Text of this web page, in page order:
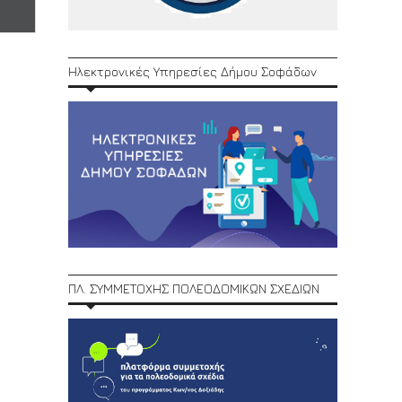
Ηλεκτρονικές Υπηρεσίες Δήμου Σοφάδων
ΠΛ. ΣΥΜΜΕΤΟΧΗΣ ΠΟΛΕΟΔΟΜΙΚΩΝ ΣΧΕΔΙΩΝ